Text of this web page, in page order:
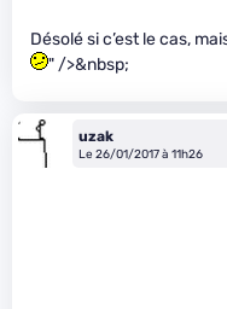
Désolé si c’est le cas,
" />&nbsp;
uzak
Le 26/01/2017 à 11h26